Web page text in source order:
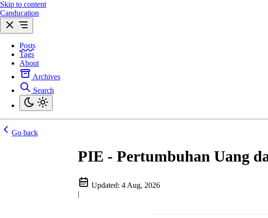
Skip to content
Canducation
Posts
Tags
About
Archives
Search
Go back
PIE - Pertumbuhan Uang
Updated: 4 Aug, 2026
|